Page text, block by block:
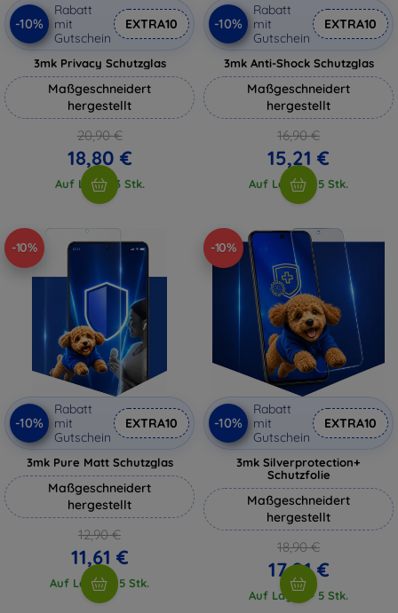
-10%
Rabatt
mit
Gutschein
EXTRA10
3mk Privacy Schutzglas
Maßgeschneidert
hergestellt
20,90 €
18,80 €
Auf Lager 3 Stk.
-10%
Rabatt
mit
Gutschein
EXTRA10
3mk Anti-Shock Schutzglas
Maßgeschneidert
hergestellt
16,90 €
15,21 €
Auf Lager > 5 Stk.
-10%
-10%
Rabatt
mit
Gutschein
EXTRA10
3mk Pure Matt Schutzglas
Maßgeschneidert
hergestellt
12,90 €
11,61 €
Auf Lager > 5 Stk.
-10%
-10%
Rabatt
mit
Gutschein
EXTRA10
3mk Silverprotection+
Schutzfolie
Maßgeschneidert
hergestellt
18,90 €
17,01 €
Auf Lager > 5 Stk.